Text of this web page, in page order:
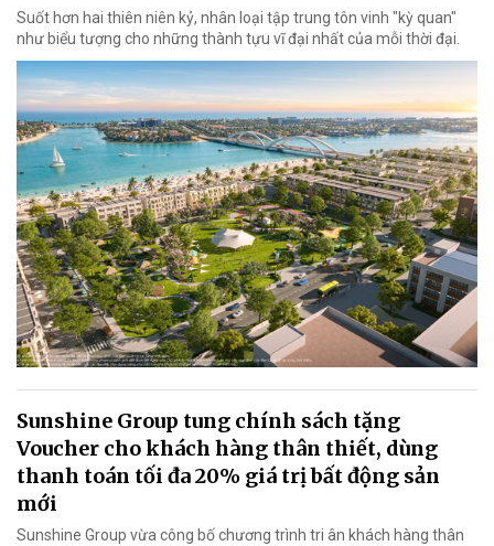
Suốt hơn hai thiên niên kỷ, nhân loại tập trung tôn vinh "kỳ quan"
như biểu tượng cho những thành tựu vĩ đại nhất của mỗi thời đại.
Sunshine Group tung chính sách tặng
Voucher cho khách hàng thân thiết, dùng
thanh toán tối đa 20% giá trị bất động sản
mới
Sunshine Group vừa công bố chương trình tri ân khách hàng thân